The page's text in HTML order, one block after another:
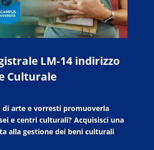
LM-14 indirizzo
Culturale
di arte e vorresti promuoverla
e centri culturali? Acquisisci una
alla gestione dei beni culturali